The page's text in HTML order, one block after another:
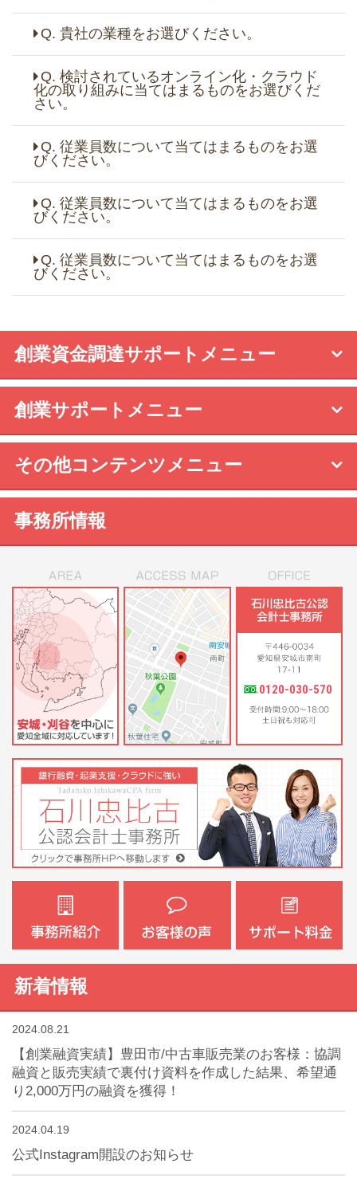
Q. 貴社の業種をお選びください。
Q. 検討されているオンライン化・クラウド
化の取り組みに当てはまるものをお選びくだ
さい。
Q. 従業員数について当てはまるものをお選
びください。
Q. 従業員数について当てはまるものをお選
びください。
Q. 従業員数について当てはまるものをお選
びください。
創業資金調達サポートメニュー
創業サポートメニュー
その他コンテンツメニュー
事務所情報
0120-030-570
新着情報
2024.08.21
【創業融資実績】豊田市/中古車販売業のお客様：協調
融資と販売実績で裏付け資料を作成した結果、希望通
り2,000万円の融資を獲得！
2024.04.19
公式Instagram開設のお知らせ